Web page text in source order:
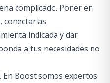
complicado. Poner en
conectarlas
indicada y dar
a tus necesidades no
Boost somos expertos